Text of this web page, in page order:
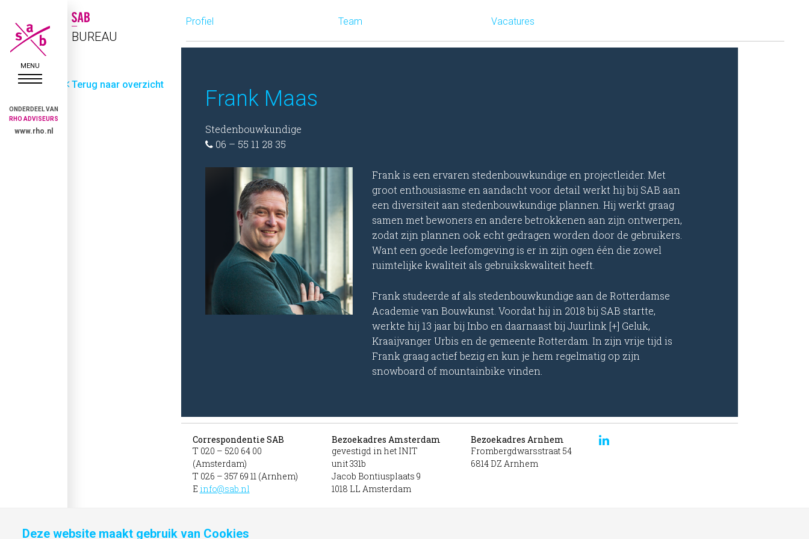
ONDERDEEL VAN
RHO ADVISEURS
www.rho.nl
BUREAU
Profiel Team Vacatures
Terug naar overzicht
Frank Maas
Stedenbouwkundige
 06 – 55 11 28 35
Frank is een ervaren stedenbouwkundige en projectleider. Met
groot enthousiasme en aandacht voor detail werkt hij bij SAB aan
een diversiteit aan stedenbouwkundige plannen. Hij werkt graag
samen met bewoners en andere betrokkenen aan zijn ontwerpen,
zodat zijn plannen ook echt gedragen worden door de gebruikers.
Want een goede leefomgeving is er in zijn ogen één die zowel
ruimtelijke kwaliteit als gebruikskwaliteit heeft.
Frank studeerde af als stedenbouwkundige aan de Rotterdamse
Academie van Bouwkunst. Voordat hij in 2018 bij SAB startte,
werkte hij 13 jaar bij Inbo en daarnaast bij Juurlink [+] Geluk,
Kraaijvanger Urbis en de gemeente Rotterdam. In zijn vrije tijd is
Frank graag actief bezig en kun je hem regelmatig op zijn
snowboard of mountainbike vinden.
Correspondentie SAB
T 020 – 520 64 00
(Amsterdam)
T 026 – 357 69 11 (Arnhem)
E info@sab.nl
Bezoekadres Amsterdam
gevestigd in het INIT
unit 331b
Jacob Bontiusplaats 9
1018 LL Amsterdam
Bezoekadres Arnhem
Frombergdwarsstraat 54
6814 DZ Arnhem
Deze website maakt gebruik van Cookies